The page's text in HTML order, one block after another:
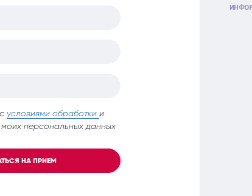
условиями обработки и
моих персональных данных
НА ПРИЕМ